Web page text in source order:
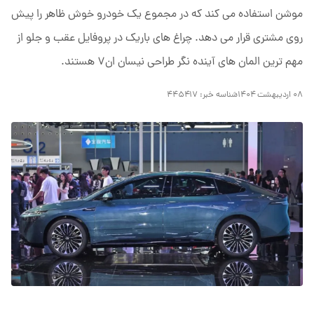
موشن استفاده می کند که در مجموع یک خودرو خوش ظاهر را پیش
روی مشتری قرار می دهد. چراغ های باریک در پروفایل عقب و جلو از
مهم ترین المان های آینده نگر طراحی نیسان ان۷ هستند.
۰۸ اردیبهشت ۱۴۰۴ شناسه خبر: ۴۴۵۴۱۷